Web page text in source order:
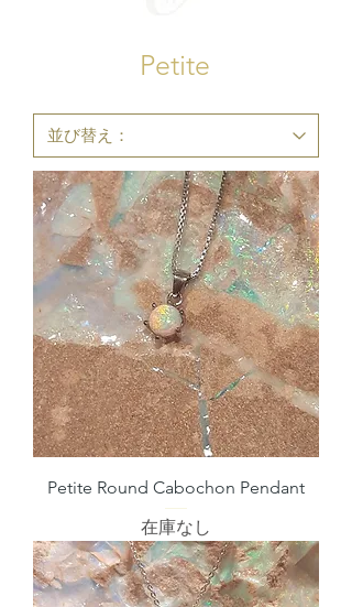
Petite
Petite Round Cabochon Pendant
在庫なし